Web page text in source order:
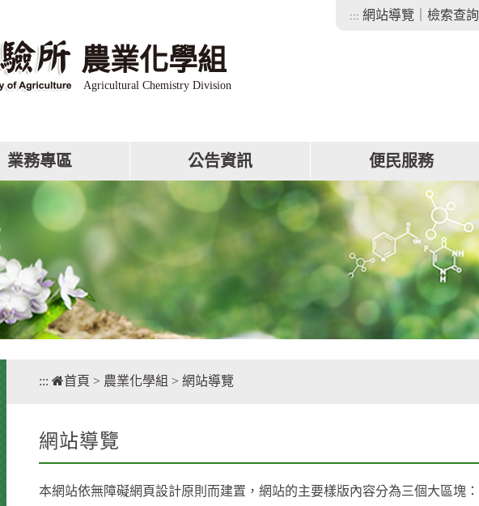
農業化學組
Agricultural Chemistry Division
::: 網站導覽 檢索查詢
業務專區 公告資訊 便民服務
::: 首頁 > 農業化學組 > 網站導覽
網站導覽
本網站依無障礙網頁設計原則而建置，網站的主要樣版內容分為三個大區塊：